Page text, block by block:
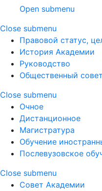
Open submenu
Close submenu
Правовой статус,
История Академии
Руководство
Общественный совет
Close submenu
Очное
Дистанционное
Магистратура
Обучение
Послевузовское
Close submenu
Совет Академии